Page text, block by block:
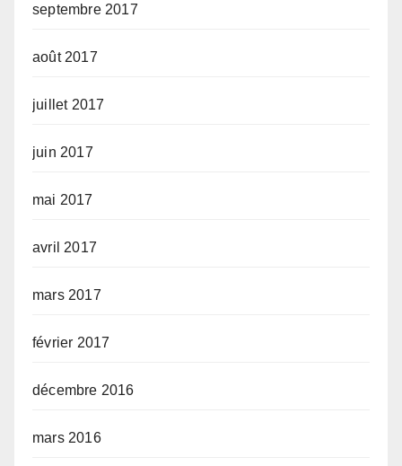
septembre 2017
août 2017
juillet 2017
juin 2017
mai 2017
avril 2017
mars 2017
février 2017
décembre 2016
mars 2016